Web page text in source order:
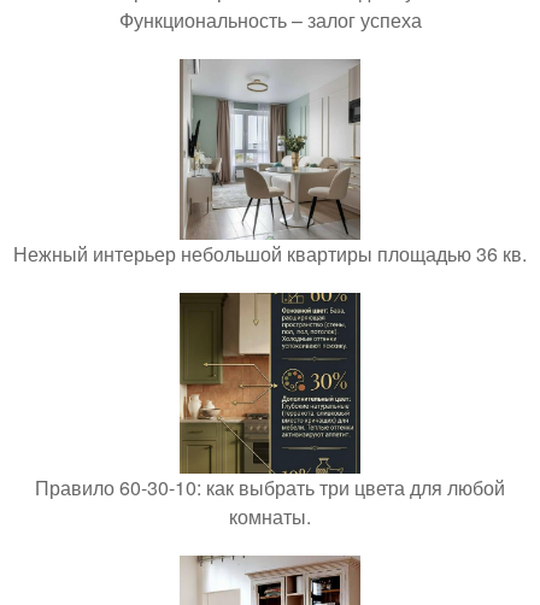
Функциональность – залог успеха
Нежный интерьер небольшой квартиры площадью 36 кв.
Правило 60-30-10: как выбрать три цвета для любой
комнаты.